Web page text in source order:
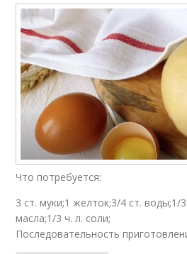
Что потребуется:
3 ст. муки;1 желток;3/4 ст. воды;1/
масла;1/3 ч. л. соли;
Последовательность